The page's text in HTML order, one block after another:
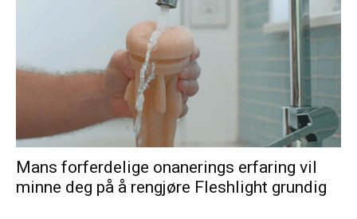
Mans forferdelige onanerings erfaring vil
minne deg på å rengjøre Fleshlight grundig